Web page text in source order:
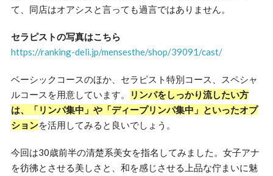
て、同店はオアシスと言っても過言ではありません。
セラピストの写真はこちら
https://ranking-deli.jp/mensesthe/shop/39091/cast/
ベーシックコースのほか、セラピスト特別コース、スペシャ
ルコースを用意しています。
リンパをしっかり流したい方
は、「リンパ集中」や「ディープリンパ集中」といったオプ
ションを活用してみると良いでしょう。
今回は30歳前半の清楚系美女を指名してみました。女子アナ
を彷彿とさせる美しさと、和を感じさせる上品な佇まいに魅